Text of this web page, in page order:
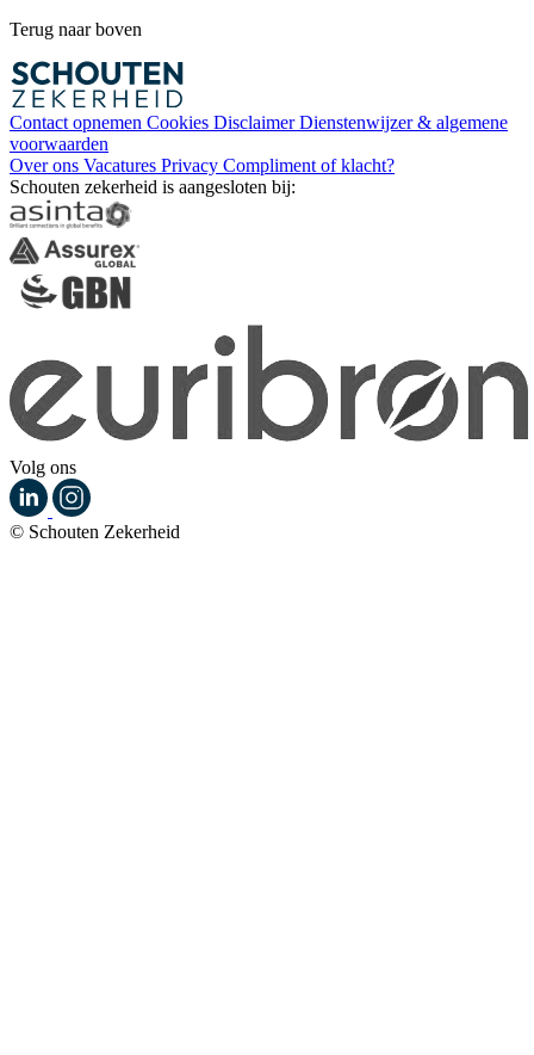
Terug naar boven
Contact opnemen Cookies DisclaimerDienstenwijzer & algemene
voorwaarden
Over ons Vacatures Privacy Compliment of klacht?
Schouten zekerheid is aangesloten bij:
Volg ons
© Schouten Zekerheid